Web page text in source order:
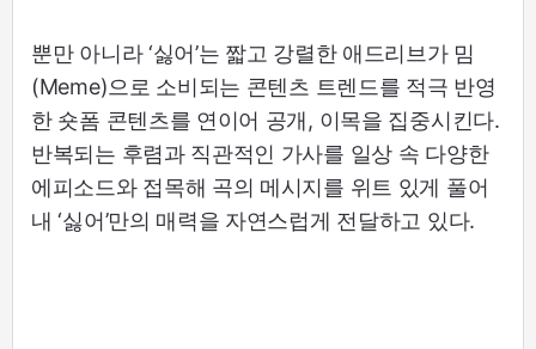
뿐만 아니라 ‘싫어’는 짧고 강렬한 애드리브가 밈
(Meme)으로 소비되는 콘텐츠 트렌드를 적극 반영
한 숏폼 콘텐츠를 연이어 공개, 이목을 집중시킨다.
반복되는 후렴과 직관적인 가사를 일상 속 다양한
에피소드와 접목해 곡의 메시지를 위트 있게 풀어
내 ‘싫어’만의 매력을 자연스럽게 전달하고 있다.